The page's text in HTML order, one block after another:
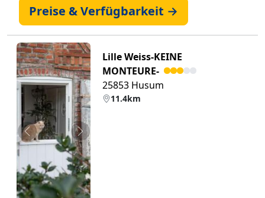
Preise & Verfügbarkeit →
Zurück Weiter
Lille Weiss-KEINE
MONTEURE-
25853 Husum
11.4km